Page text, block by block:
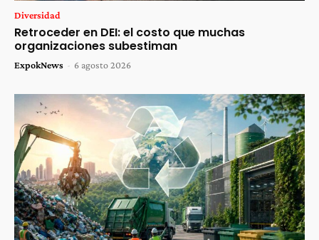
Diversidad
Retroceder en DEI: el costo que muchas
organizaciones subestiman
ExpokNews - 6 agosto 2026